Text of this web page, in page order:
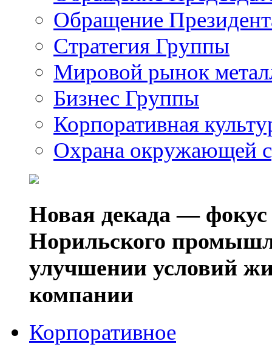
Обращение
Стратегия Группы
Мировой рынок
Бизнес Группы
Корпоративная
Охрана окружающей
Новая декада — фокус
Норильского
улучшении условий
компании
Корпоративное